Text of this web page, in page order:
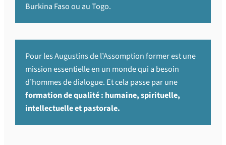
Burkina Faso ou au Togo.
Pour les Augustins de l’Assomption former est une
mission essentielle en un monde qui a besoin
d’hommes de dialogue. Et cela passe par une
formation de qualité : humaine, spirituelle,
intellectuelle et pastorale.